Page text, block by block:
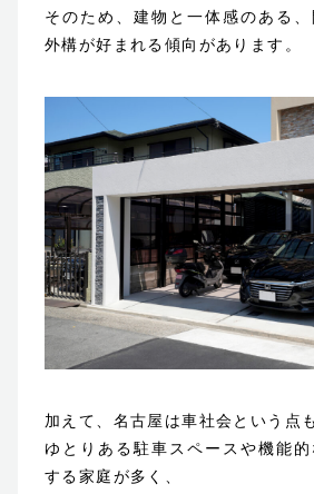
そのため、建物と一体感のある
外構が好まれる傾向があります。
加えて、名古屋は車社会という点
ゆとりある駐車スペースや機能
する家庭が多く、